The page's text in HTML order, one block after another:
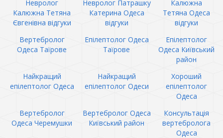
Невролог
Калюжна Тетяна
Євгенівна відгуки
Невролог Патрашку
Катерина Одеса
відгуки
Калюжна
Тетяна Одеса
відгуки
Вертебролог
Одеса Таїрове
Епілептолог Одеса
Таїрове
Епілептолог
Одеса Київський
район
Найкращий
епілептолог Одеса
Найкращий
епілептолог Одеси
Хороший
епілептолог
Одеса
Вертебролог
Одеса Черемушки
Вертебролог Одеса
Київський район
Консультація
вертебролога
Одеса